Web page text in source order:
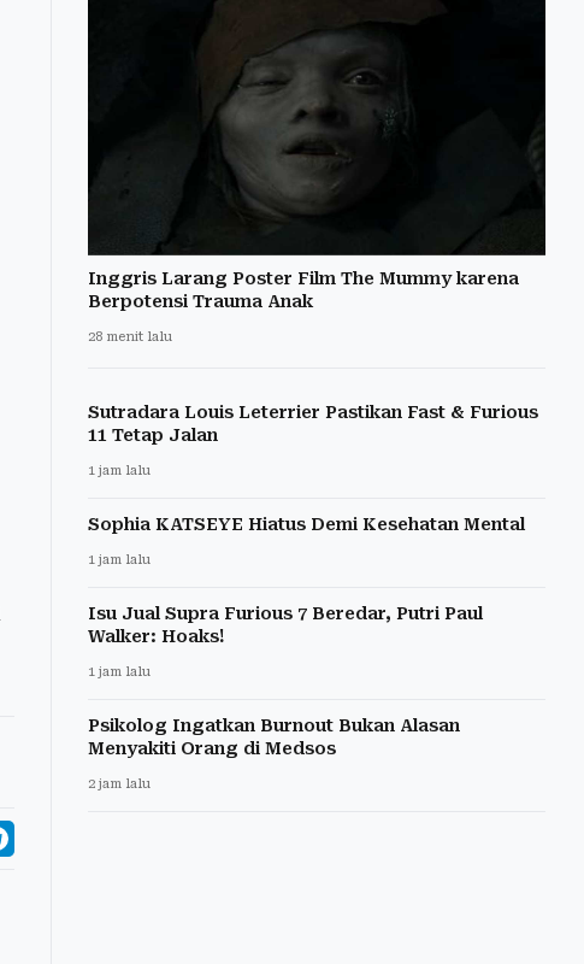
Inggris Larang Poster Film The Mummy karena
Berpotensi Trauma Anak
28 menit lalu
Sutradara Louis Leterrier Pastikan Fast & Furious
11 Tetap Jalan
1 jam lalu
Sophia KATSEYE Hiatus Demi Kesehatan Mental
1 jam lalu
Isu Jual Supra Furious 7 Beredar, Putri Paul
Walker: Hoaks!
1 jam lalu
Psikolog Ingatkan Burnout Bukan Alasan
Menyakiti Orang di Medsos
2 jam lalu